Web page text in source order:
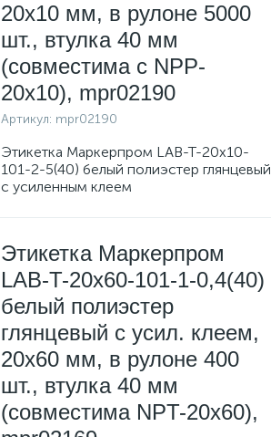
20х10 мм, в рулоне 5000
шт., втулка 40 мм
(совместима с NPP-
20x10), mpr02190
Артикул: mpr02190
Этикетка Маркерпром LAB-T-20x10-
101-2-5(40) белый полиэстер глянцевый
с усиленным клеем
Этикетка Маркерпром
LAB-T-20x60-101-1-0,4(40)
белый полиэстер
глянцевый с усил. клеем,
20х60 мм, в рулоне 400
шт., втулка 40 мм
(совместима NPT-20х60),